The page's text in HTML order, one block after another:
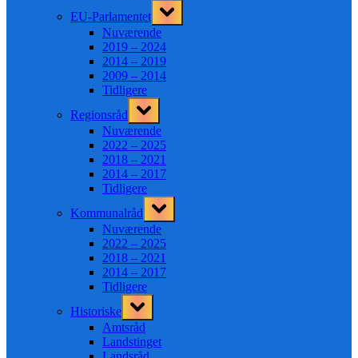
EU-Parlamentet
Toggle
sub-
menu
Nuværende
2019 – 2024
2014 – 2019
2009 – 2014
Tidligere
Regionsråd
Toggle
sub-
menu
Nuværende
2022 – 2025
2018 – 2021
2014 – 2017
Tidligere
Kommunalråd
Toggle
sub-
menu
Nuværende
2022 – 2025
2018 – 2021
2014 – 2017
Tidligere
Historiske
Toggle
sub-
menu
Amtsråd
Landstinget